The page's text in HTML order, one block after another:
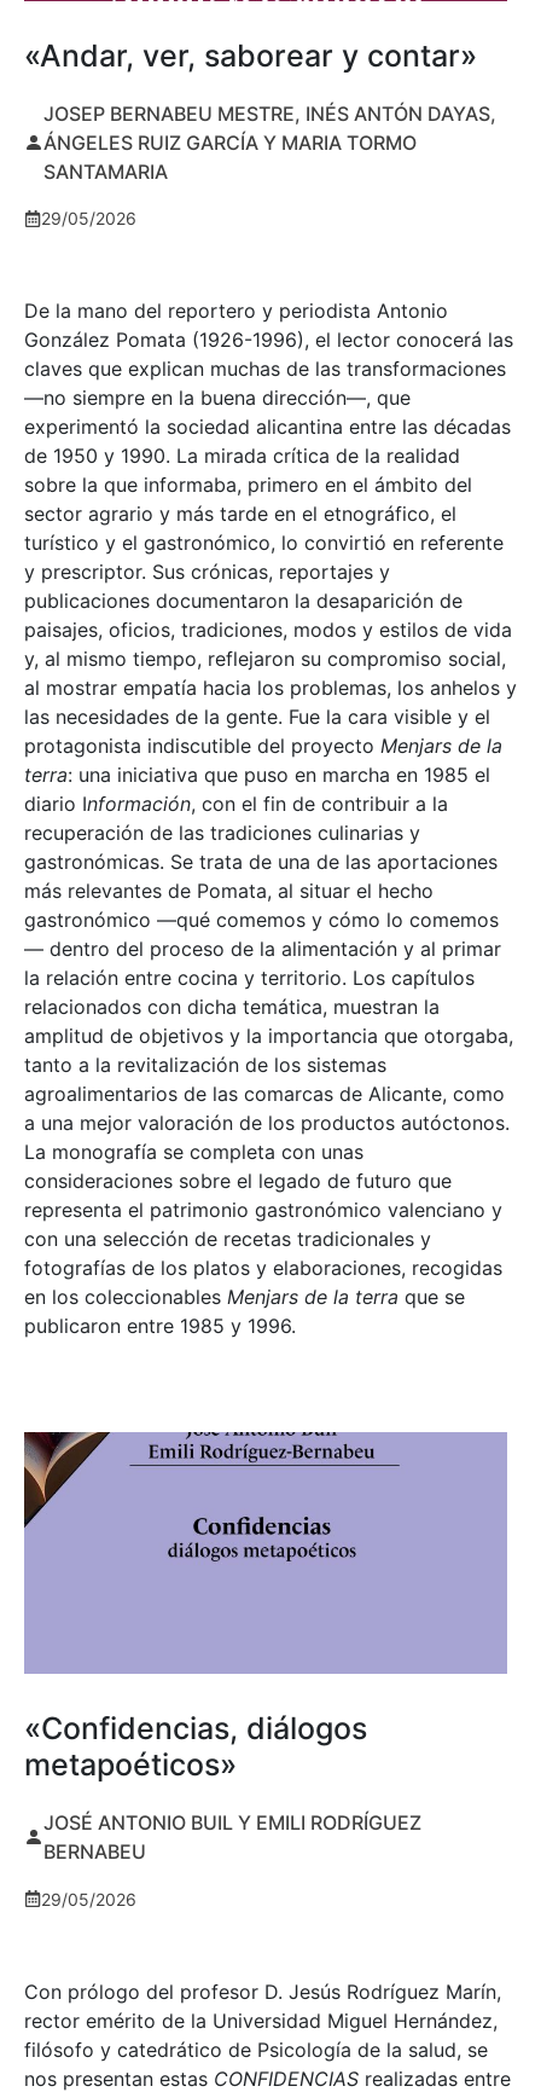
«Andar, ver, saborear y contar»
JOSEP BERNABEU MESTRE, INÉS ANTÓN DAYAS,
ÁNGELES RUIZ GARCÍA Y MARIA TORMO
SANTAMARIA
29/05/2026
De la mano del reportero y periodista Antonio
González Pomata (1926-1996), el lector conocerá las
claves que explican muchas de las transformaciones
—no siempre en la buena dirección—, que
experimentó la sociedad alicantina entre las décadas
de 1950 y 1990. La mirada crítica de la realidad
sobre la que informaba, primero en el ámbito del
sector agrario y más tarde en el etnográfico, el
turístico y el gastronómico, lo convirtió en referente
y prescriptor. Sus crónicas, reportajes y
publicaciones documentaron la desaparición de
paisajes, oficios, tradiciones, modos y estilos de vida
y, al mismo tiempo, reflejaron su compromiso social,
al mostrar empatía hacia los problemas, los anhelos y
las necesidades de la gente. Fue la cara visible y el
protagonista indiscutible del proyecto Menjars de la
terra: una iniciativa que puso en marcha en 1985 el
diario Información, con el fin de contribuir a la
recuperación de las tradiciones culinarias y
gastronómicas. Se trata de una de las aportaciones
más relevantes de Pomata, al situar el hecho
gastronómico —qué comemos y cómo lo comemos
— dentro del proceso de la alimentación y al primar
la relación entre cocina y territorio. Los capítulos
relacionados con dicha temática, muestran la
amplitud de objetivos y la importancia que otorgaba,
tanto a la revitalización de los sistemas
agroalimentarios de las comarcas de Alicante, como
a una mejor valoración de los productos autóctonos.
La monografía se completa con unas
consideraciones sobre el legado de futuro que
representa el patrimonio gastronómico valenciano y
con una selección de recetas tradicionales y
fotografías de los platos y elaboraciones, recogidas
en los coleccionables Menjars de la terra que se
publicaron entre 1985 y 1996.
«Confidencias, diálogos
metapoéticos»
JOSÉ ANTONIO BUIL Y EMILI RODRÍGUEZ
BERNABEU
29/05/2026
Con prólogo del profesor D. Jesús Rodríguez Marín,
rector emérito de la Universidad Miguel Hernández,
filósofo y catedrático de Psicología de la salud, se
nos presentan estas CONFIDENCIAS realizadas entre